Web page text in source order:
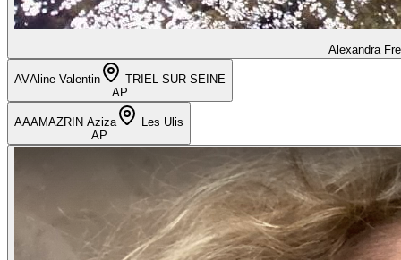
Alexandra
AVAline Valentin
TRIEL SUR SEINE
AP
AA AMAZRIN Aziza
Les Ulis
AP